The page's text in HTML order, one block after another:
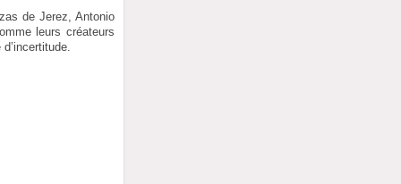
de Jerez, Antonio
leurs créateurs